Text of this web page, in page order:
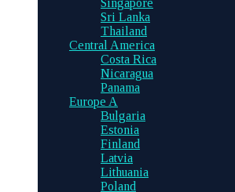
Singapore
Sri Lanka
Thailand
Central America
Costa Rica
Nicaragua
Panama
Europe A
Bulgaria
Estonia
Finland
Latvia
Lithuania
Poland